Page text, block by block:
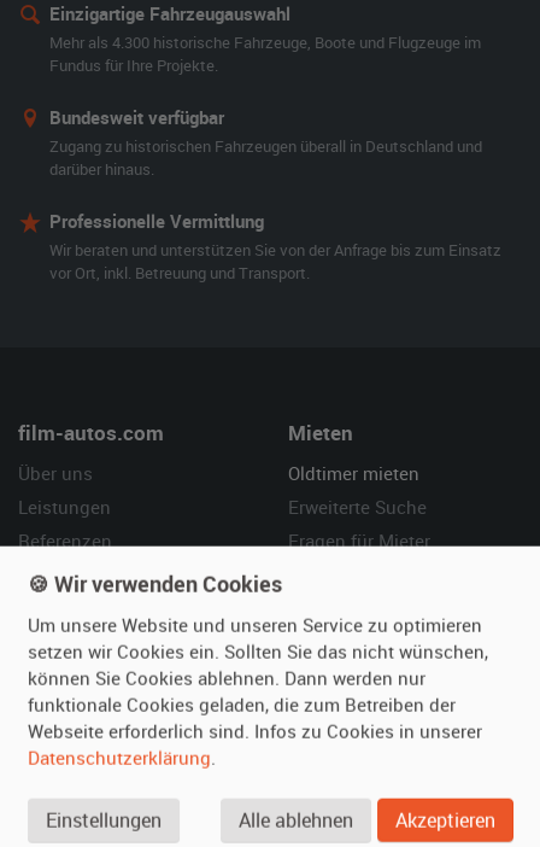
Einzigartige Fahrzeugauswahl
Mehr als 4.300 historische Fahrzeuge, Boote und Flugzeuge im
Fundus für Ihre Projekte.
Bundesweit verfügbar
Zugang zu historischen Fahrzeugen überall in Deutschland und
darüber hinaus.
Professionelle Vermittlung
Wir beraten und unterstützen Sie von der Anfrage bis zum Einsatz
vor Ort, inkl. Betreuung und Transport.
film-autos.com
Über uns
Leistungen
Referenzen
Kundenmeinungen
Mieten
Oldtimer mieten
Erweiterte Suche
Fragen für Mieter
Vermieten
Oldtimer anmelden
Fotos senden
Fragen für Vermieter
Hilfe
Häufige Fragen (FAQ)
So funktioniert's
Kontakt
SPECIAL
🍪 Wir verwenden Cookies
Um unsere Website und unseren Service zu optimieren
setzen wir Cookies ein. Sollten Sie das nicht wünschen,
können Sie Cookies ablehnen. Dann werden nur
funktionale Cookies geladen, die zum Betreiben der
Webseite erforderlich sind. Infos zu Cookies in unserer
Datenschutzerklärung.
Einstellungen Alle ablehnen Akzeptieren